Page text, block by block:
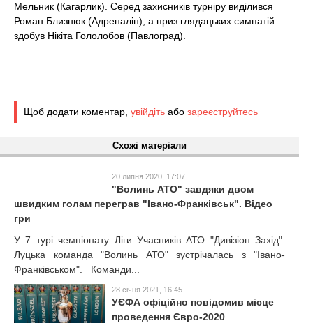
Мельник (Кагарлик). Серед захисників турніру виділився
Роман Близнюк (Адреналін), а приз глядацьких симпатій
здобув Нікіта Гололобов (Павлоград).
Щоб додати коментар, увійдіть або зареєструйтесь
Схожі матеріали
20 липня 2020, 17:07
"Волинь АТО" завдяки двом
швидким голам переграв "Івано-Франківськ". Відео
гри
У 7 турі чемпіонату Ліги Учасників АТО "Дивізіон Захід".
Луцька команда "Волинь АТО" зустрічалась з "Івано-
Франківськом". Команди...
28 січня 2021, 16:45
УЄФА офіційно повідомив місце
проведення Євро-2020